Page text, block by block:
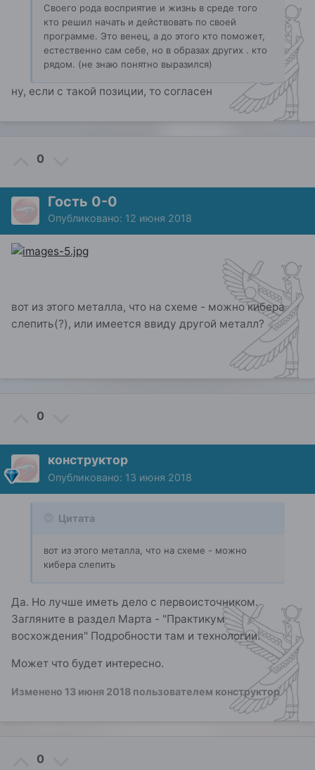
Своего рода восприятие и жизнь в среде того
кто решил начать и действовать по своей
программе. Это венец, а до этого кто поможет,
естественно сам себе, но в образах других . кто
рядом. (не знаю понятно выразился)
ну, если с такой позиции, то согласен
0
Гость 0-0
Опубликовано: 12 июня 2018
вот из этого металла, что на схеме - можно кибера
слепить(?), или имеется ввиду другой металл?
0
конструктор
Опубликовано: 13 июня 2018
Цитата
вот из этого металла, что на схеме - можно
кибера слепить
Да. Но лучше иметь дело с первоисточником.
Загляните в раздел Марта - "Практикум
восхождения" Подробности там и технологии.
Может что будет интересно.
Изменено 13 июня 2018 пользователем конструктор
0